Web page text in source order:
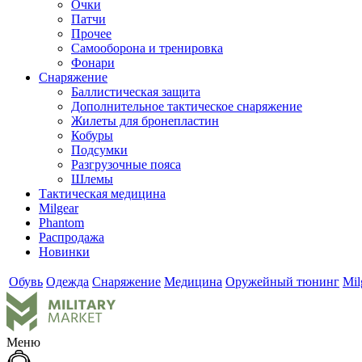
Очки
Патчи
Прочее
Самооборона и тренировка
Фонари
Снаряжение
Баллистическая защита
Дополнительное тактическое снаряжение
Жилеты для бронепластин
Кобуры
Подсумки
Разгрузочные пояса
Шлемы
Тактическая медицина
Milgear
Phantom
Распродажа
Новинки
Обувь Одежда Снаряжение Медицина Оружейный тюнинг
Меню